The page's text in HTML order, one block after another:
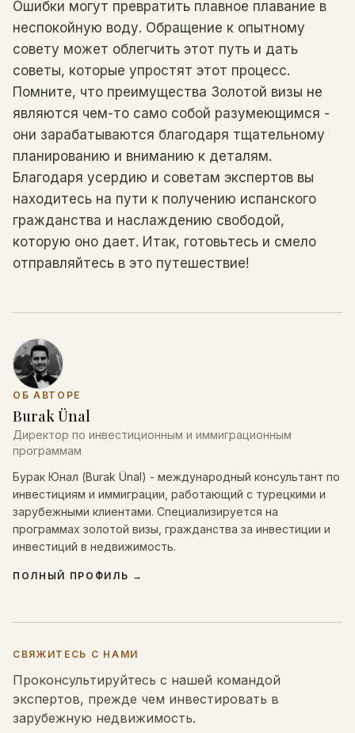
Ошибки могут превратить плавное плавание в
неспокойную воду. Обращение к опытному
совету может облегчить этот путь и дать
советы, которые упростят этот процесс.
Помните, что преимущества Золотой визы не
являются чем-то само собой разумеющимся -
они зарабатываются благодаря тщательному
планированию и вниманию к деталям.
Благодаря усердию и советам экспертов вы
находитесь на пути к получению испанского
гражданства и наслаждению свободой,
которую оно дает. Итак, готовьтесь и смело
отправляйтесь в это путешествие!
ОБ АВТОРЕ
Burak Ünal
Директор по инвестиционным и иммиграционным
программам
Бурак Юнал (Burak Ünal) - международный консультант по
инвестициям и иммиграции, работающий с турецкими и
зарубежными клиентами. Специализируется на
программах золотой визы, гражданства за инвестиции и
инвестиций в недвижимость.
ПОЛНЫЙ ПРОФИЛЬ →
СВЯЖИТЕСЬ С НАМИ
Проконсультируйтесь с нашей командой
экспертов, прежде чем инвестировать в
зарубежную недвижимость.